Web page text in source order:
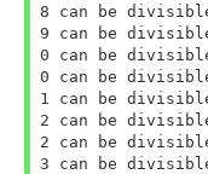
8 can be
9 can be
0 can be
0 can be
1 can be
2 can be
2 can be
3 can be